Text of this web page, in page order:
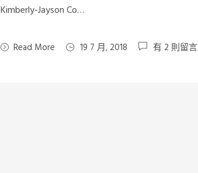
Kimberly-Jayson Co…
Read More 19 7 月, 2018 有 2 則留言